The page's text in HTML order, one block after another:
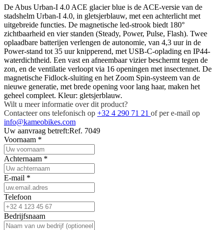
De Abus Urban-I 4.0 ACE glacier blue is de ACE-versie van de
stadshelm Urban-I 4.0, in gletsjerblauw, met een achterlicht met
uitgebreide functies. De magnetische led-strook biedt 180°
zichtbaarheid en vier standen (Steady, Power, Pulse, Flash). Twee
oplaadbare batterijen verlengen de autonomie, van 4,3 uur in de
Power-stand tot 35 uur knipperend, met USB-C-oplading en IP44-
waterdichtheid. Een vast en afneembaar vizier beschermt tegen de
zon, en de ventilatie verloopt via 16 openingen met insectennet. De
magnetische Fidlock-sluiting en het Zoom Spin-systeem van de
nieuwe generatie, met brede opening voor lang haar, maken het
geheel compleet. Kleur: gletsjerblauw.
Wilt u meer informatie over dit product?
Contacteer ons telefonisch op +32 4 290 71 21 of per e-mail op
info@kameobikes.com
Uw aanvraag betreft:Ref. 7049
Voornaam *
Achternaam *
E-mail *
Telefoon
Bedrijfsnaam